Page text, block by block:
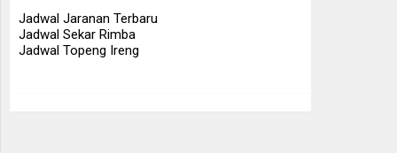
Jadwal Jaranan Terbaru
Jadwal Sekar Rimba
Jadwal Topeng Ireng